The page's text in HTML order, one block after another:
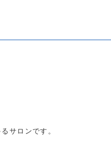
サロンです。